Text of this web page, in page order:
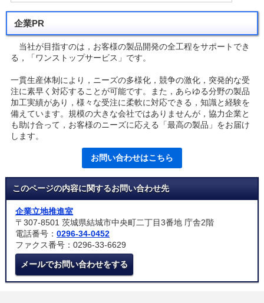
企業PR
当社が目指すのは，お客様の製品開発の全工程をサポートでき
る，「ワンストップサービス」です。
一貫生産体制により，ニーズの多様化，競争の激化，突発的な受
注に素早く対応することが可能です。また，あらゆる分野の製品
加工実績があり，様々な受注に柔軟に対応できる，知識と経験を
備えています。規模の大きな会社ではありませんが，協力企業と
も助け合って，お客様のニーズに応える「最高の製品」をお届け
します。
お問い合わせはこちら
このページの内容に関するお問い合わせ先
企業立地推進室
〒307-8501 茨城県結城市中央町二丁目3番地 庁舎2階
電話番号： 0296-34-0452
ファクス番号：0296-33-6629
メールでお問い合わせをする